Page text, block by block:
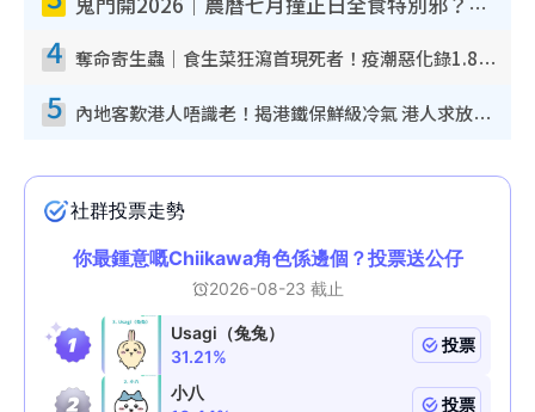
鬼門開2026｜農曆七月撞正日全食特別邪？專家警告切忌做一事！揭4大禁忌+2招保平安
4 奪命寄生蟲｜食生菜狂瀉首現死者！疫潮惡化錄1.8萬宗病例 揭洗菜3大謬誤
5 內地客歎港人唔識老！揭港鐵保鮮級冷氣 港人求放過：咪投訴